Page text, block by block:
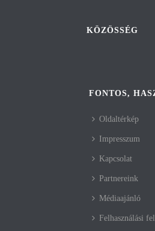
KÖZÖSSÉG
FONTOS,
Oldaltérkép
Impresszum
Kapcsolat
Partnereink
Médiaajánló
Felhasználási